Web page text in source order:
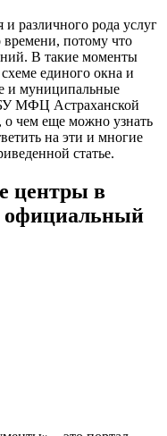
различного рода услуг
времени, потому что
В такие моменты
единого окна и
и муниципальные
МФЦ Астраханской
о чем еще можно узнать
на эти и многие
статье.
центры в
официальный